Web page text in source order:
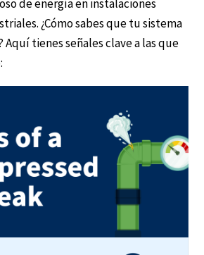
de energía en instalaciones
¿Cómo sabes que tu sistema
Aquí tienes señales clave a las que